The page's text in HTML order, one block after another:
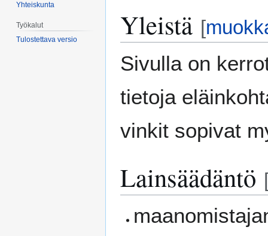
Yleistä [
Sivulla on
tietoja
vinkit sopivat
Lainsäädäntö
Yhteiskunta
Työkalut
Tulostettava versio